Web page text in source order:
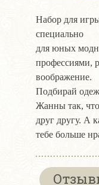
Набор для
специально
для юных
профессиями,
воображение.
Подбирай
Жанны так,
друг другу. А
тебе больше